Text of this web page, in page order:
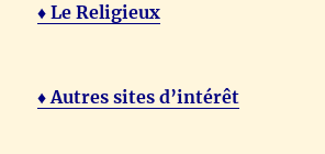
♦ Le Religieux
♦ Autres sites d’intérêt